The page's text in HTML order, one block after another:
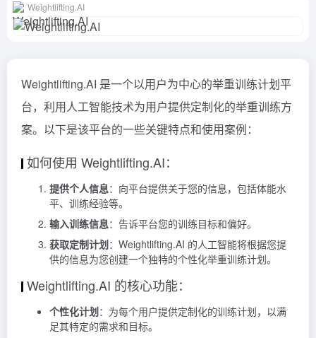
Weightlifting.AI
Weightlifting.AI 是一个以用户为中心的举重训练计划平
台，利用人工智能技术为用户提供定制化的举重训练方
案。以下是该平台的一些关键特点和使用案例：
如何使用 Weightlifting.AI：
提供个人信息：向平台提供关于您的信息，包括体能水
平、训练经验等。
输入训练信息：告诉平台您的训练目标和偏好。
获取定制计划：Weightlifting.AI 的人工智能将根据您提
供的信息为您创建一个独特的个性化举重训练计划。
Weightlifting.AI 的核心功能：
个性化计划：为每个用户提供定制化的训练计划，以满
足其特定的需求和目标。